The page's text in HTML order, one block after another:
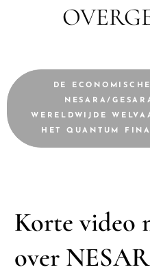
DE
NESARA/
WERELDWIJDE
HET QUANTUM
Korte video
over